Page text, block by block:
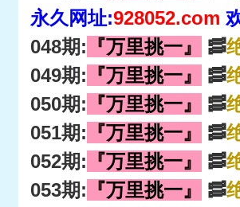
永久网址:928052.com
048期: 『万里挑一』 🥓
049期: 『万里挑一』 🥓
050期: 『万里挑一』 🥓
051期: 『万里挑一』 🥓
052期: 『万里挑一』 🥓
053期: 『万里挑一』 🥓